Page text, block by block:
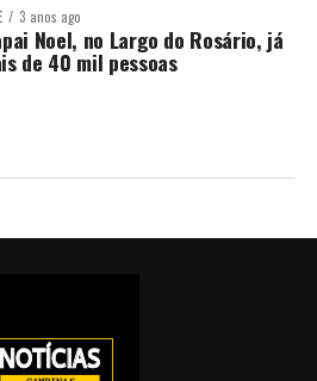
3 anos ago
Noel, no Largo do Rosário, já
de 40 mil pessoas